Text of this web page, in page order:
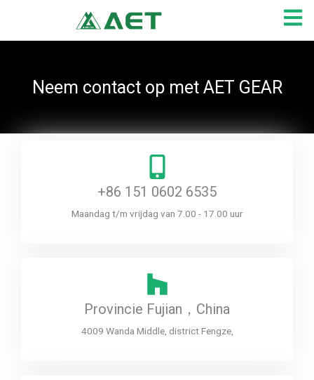
de
Neem contact op met AET GEAR
+86 151 0602 6535
Maandag t/m vrijdag van 7.00 - 17.00 uur
Provincie Fujian，China
4009 Wanda Middle, district Fengze,